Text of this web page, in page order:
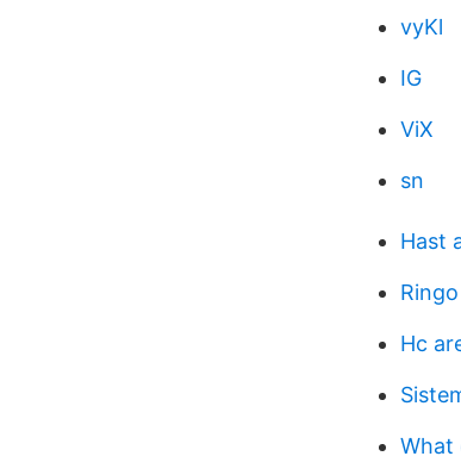
vyKl
IG
ViX
sn
Hast
Hc
What